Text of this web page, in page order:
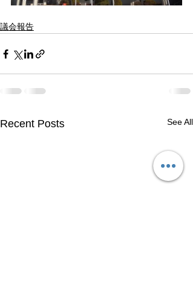
議会報告
Recent Posts See All